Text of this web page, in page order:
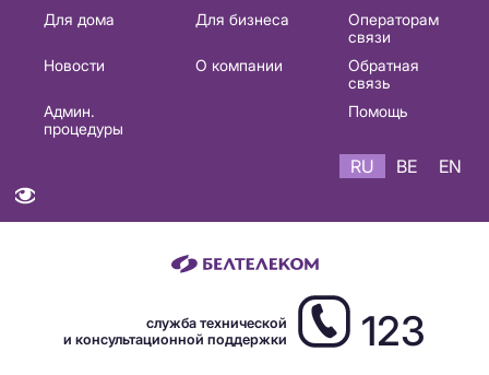
Основная
навигация
Для дома Для бизнеса
Операторам
связи
Новости
О компании
Обратная
связь
Админ.
процедуры
Помощь
RU BE EN
служба технической
и консультационной поддержки
123